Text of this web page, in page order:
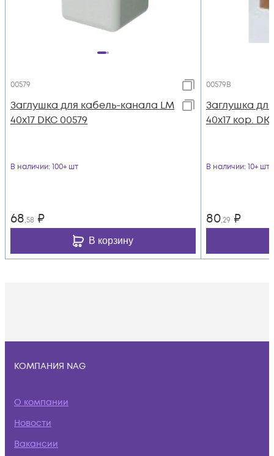
00579
Заглушка для кабель-канала LM
40х17 DKC 00579
В наличии: 100+ шт
68,58 ₽
В корзину
00579B
Заглушка
40х17 кор.
В наличии: 10+ шт
80,29 ₽
КОМПАНИЯ NAG
О компании
Новости
Вакансии